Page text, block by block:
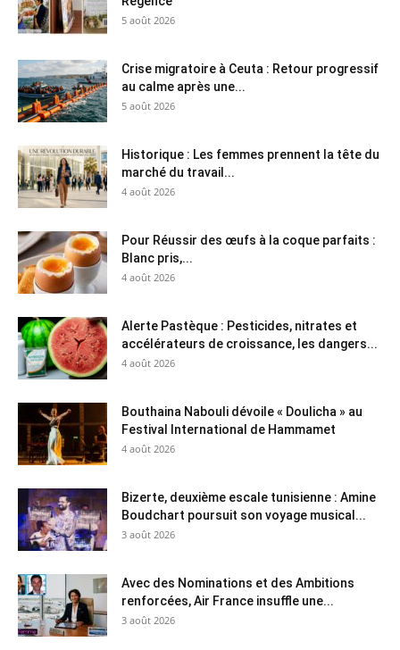
5 août 2026
Crise migratoire à Ceuta : Retour progressif
au calme après une...
5 août 2026
Historique : Les femmes prennent la tête du
marché du travail...
4 août 2026
Pour Réussir des œufs à la coque parfaits :
Blanc pris,...
4 août 2026
Alerte Pastèque : Pesticides, nitrates et
accélérateurs de croissance, les dangers...
4 août 2026
Bouthaina Nabouli dévoile « Doulicha » au
Festival International de Hammamet
4 août 2026
Bizerte, deuxième escale tunisienne : Amine
Boudchart poursuit son voyage musical...
3 août 2026
Avec des Nominations et des Ambitions
renforcées, Air France insuffle une...
3 août 2026